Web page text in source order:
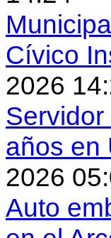
Cívico
2026
años en
2026
Auto